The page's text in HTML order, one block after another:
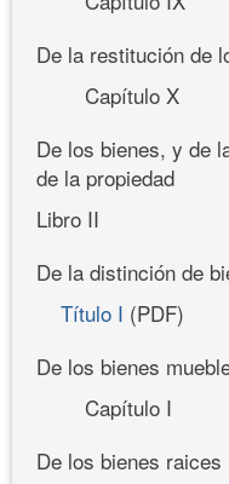
De la restitución de
Capítulo X
De los bienes, y de
de la propiedad
Libro II
De la distinción de
Título I (PDF)
De los bienes
Capítulo I
De los bienes raices